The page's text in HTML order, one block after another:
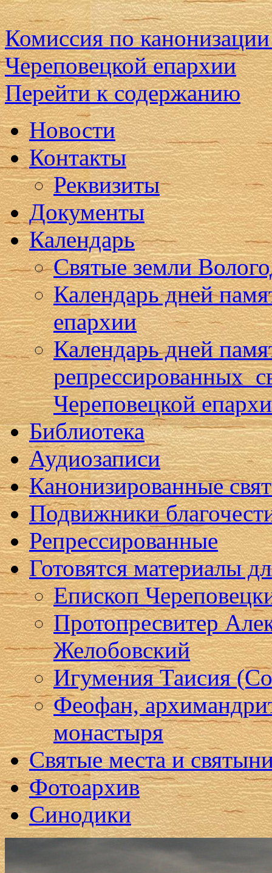
Комиссия по
Череповецкой епархии
Перейти к содержанию
Новости
Контакты
Реквизиты
Документы
Календарь
Святые земли
Календарь дней
епархии
Календарь дней
репрессированных
Череповецкой
Библиотека
Аудиозаписи
Канонизированные
Подвижники
Репрессированные
Готовятся материалы
Епископ
Протопресвитер
Желобовский
Игумения Таисия
Феофан,
монастыря
Святые места и
Фотоархив
Синодики